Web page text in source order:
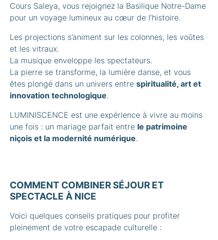
Cours Saleya, vous rejoignez la Basilique Notre-Dame
pour un voyage lumineux au cœur de l’histoire.
Les projections s’animent sur les colonnes, les voûtes
et les vitraux.
La musique enveloppe les spectateurs.
La pierre se transforme, la lumière danse, et vous
êtes plongé dans un univers entre spiritualité, art et
innovation technologique.
LUMINISCENCE est une expérience à vivre au moins
une fois : un mariage parfait entre le patrimoine
niçois et la modernité numérique.
COMMENT COMBINER SÉJOUR ET
SPECTACLE À NICE
Voici quelques conseils pratiques pour profiter
pleinement de votre escapade culturelle :